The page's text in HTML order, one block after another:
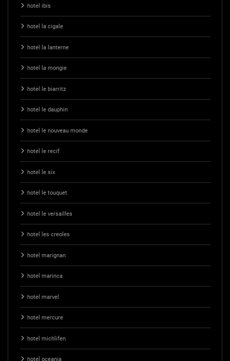
hotel ibis
hotel la cigale
hotel la lanterne
hotel la mongie
hotel le biarritz
hotel le dauphin
hotel le nouveau monde
hotel le recif
hotel le six
hotel le touquet
hotel le versailles
hotel les creoles
hotel marignan
hotel marinca
hotel marvel
hotel mercure
hotel michlifen
hotel oceania